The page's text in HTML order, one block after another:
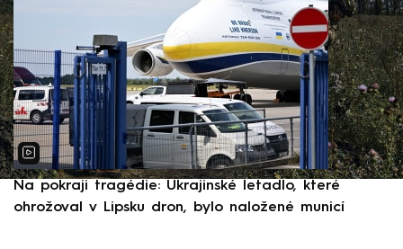
Na pokraji tragédie: Ukrajinské letadlo, které
ohrožoval v Lipsku dron, bylo naložené municí